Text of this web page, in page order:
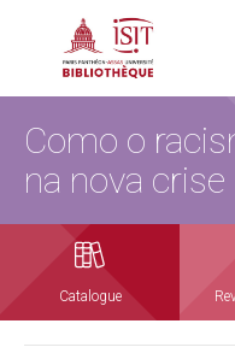
Como o
na nova
Catalogue